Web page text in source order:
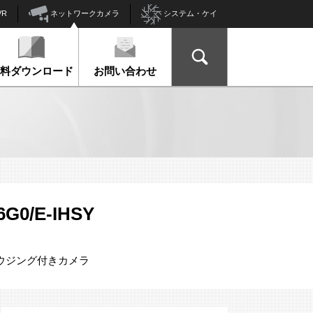
ネットワークカメラ システム・ケイ
ダウンロード お問い合わせ
E-IHSY
ジング付きカメラ